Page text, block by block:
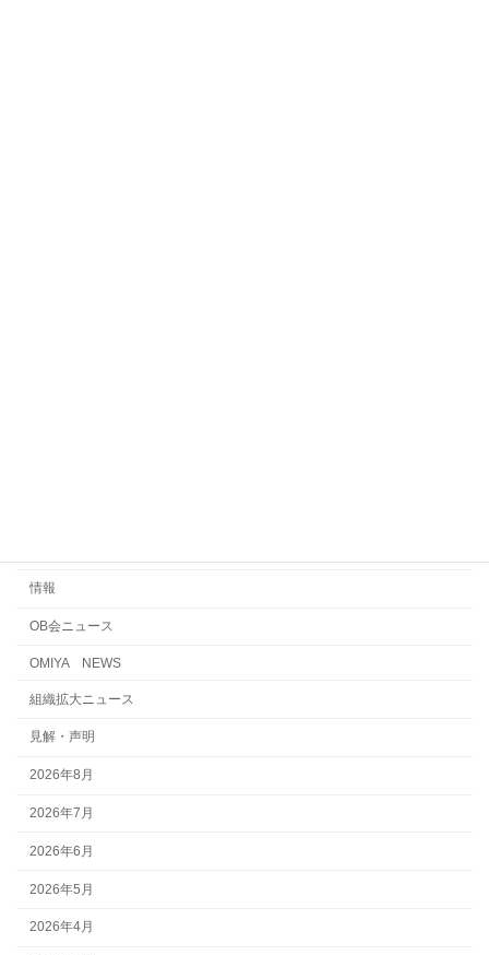
情報
OB会ニュース
OMIYA NEWS
組織拡大ニュース
見解・声明
2026年8月
2026年7月
2026年6月
2026年5月
2026年4月